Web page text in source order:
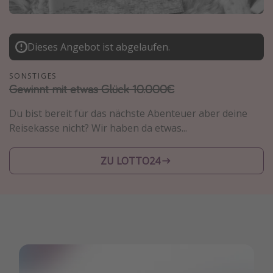
Normandie Urlaub
Goa Urlaub
St. Lucia Urlaub
Kefalonia Urlaub
Krabi Urlaub
Tulum Urlaub
Sri Lanka Rundreise
Japan Rundreise
Disneyland Paris
Dieses Angebot ist abgelaufen.
SONSTIGES
Gewinnt mit etwas Glück 10.000€
Du bist bereit für das nächste Abenteuer aber deine
Reisekasse nicht? Wir haben da etwas...
ZU LOTTO24